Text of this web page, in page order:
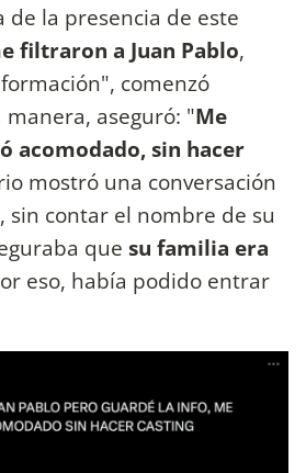
de la presencia de este
filtraron a Juan Pablo,
comenzó
aseguró: "Me
acomodado, sin hacer
mostró una conversación
sin contar el nombre de su
que su familia era
eso, había podido entrar